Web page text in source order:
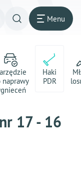
Menu
naprawy
Haki
PDR
17 - 16